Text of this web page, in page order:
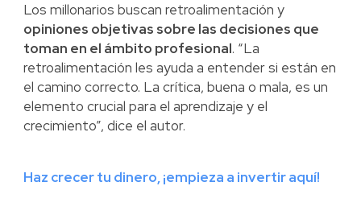
Los millonarios buscan retroalimentación y
opiniones objetivas sobre las decisiones que
toman en el ámbito profesional. “La
retroalimentación les ayuda a entender si están en
el camino correcto. La crítica, buena o mala, es un
elemento crucial para el aprendizaje y el
crecimiento”, dice el autor.
Haz crecer tu dinero, ¡empieza a invertir aquí!